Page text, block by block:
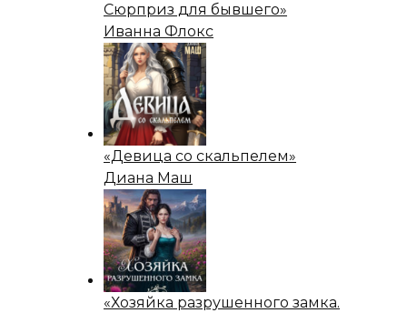
Сюрприз для бывшего»
Иванна Флокс
«Девица со скальпелем»
Диана Маш
«Хозяйка разрушенного замка.